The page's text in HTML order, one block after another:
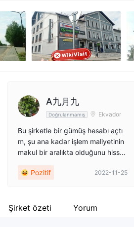
A九月九
Doğrulanmamış Ekvador
Bu şirketle bir gümüş hesabı açtı
m, şu ana kadar işlem maliyetinin
makul bir aralıkta olduğunu hisse
kazanmadım, bazı kayıplar yaşad
dar yüksek riskli döviz piyasasınd
Pozitif 2022-11-25
Şirket özeti Yorum